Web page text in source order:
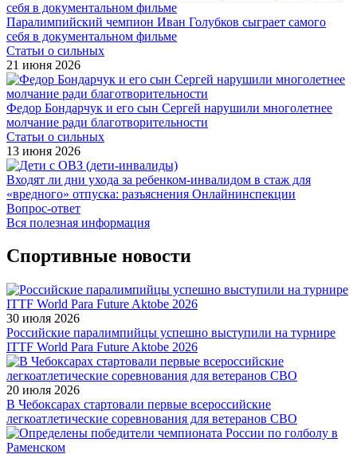
Паралимпийский чемпион Иван Голубков сыграет самого
себя в документальном фильме
Статьи о сильных
21 июня 2026
Федор Бондарчук и его сын Сергей нарушили многолетнее
молчание ради благотворительности
Статьи о сильных
13 июня 2026
Входят ли дни ухода за ребенком-инвалидом в стаж для
«вредного» отпуска: разъяснения Онлайнинспекции
Вопрос-ответ
Вся полезная информация
Спортивные новости
30 июля 2026
Российские паралимпийцы успешно выступили на турнире
ITTF World Para Future Aktobe 2026
20 июля 2026
В Чебоксарах стартовали первые всероссийские
легкоатлетические соревнования для ветеранов СВО